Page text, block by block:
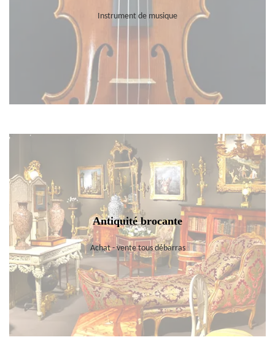
Instrument de musique
Antiquité brocante
Achat - vente tous débarras